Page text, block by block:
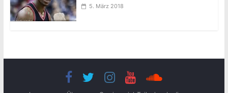
5. März 2018